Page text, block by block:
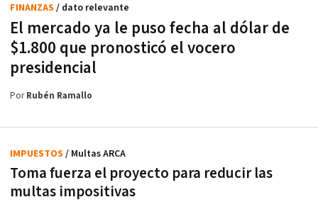
El mercado ya le puso fecha al dólar de
$1.800 que pronosticó el vocero
presidencial
FINANZAS / dato relevante
PorRubén Ramallo
Toma fuerza el proyecto para reducir las
multas impositivas
IMPUESTOS / Multas ARCA